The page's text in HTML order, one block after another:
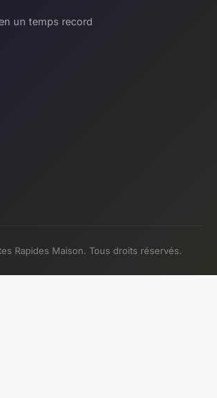
un temps record
Rapides Maison. Tous droits réservés.